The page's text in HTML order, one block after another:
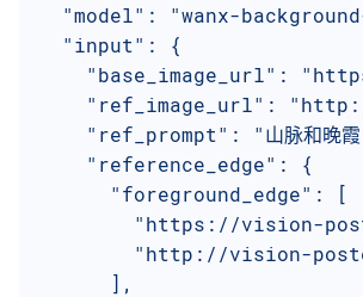
"model": "wanx-
  "input": {
"base_image_url":
"ref_image_url":
"ref_prompt": "山脉和晚霞
    "reference_edge": {
      "foreground_edge": [
"https://vision-
"http://vision-
      ],